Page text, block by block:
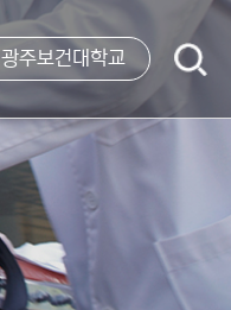
광주보건대학교
검